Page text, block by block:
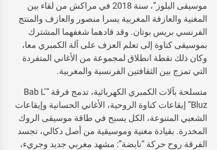
موسيقى البلوز”، سنة 2018 في مراكش من لقاء بين
المغنية والعازفة المغربية يسرا منصور والعازف والمنتج
الفرنسي بريس بوتان. وقد قادهما شغفهما المشترك
بموسيقى كناوة إلى تعلم العزف على آلة الكمبري معا،
وكان ذلك نقطة انطلاق لمجموعة من الأغاني المتفردة
التي تمزج بين الثقافتين الفرنسية والمغربية.
متسلحة بآلات الكمبري الكهربائية، تدمج فرقة “Bab L’
Bluz” إيقاعات كناوة الروحية، الأغاني الحسانية وإيقاعات
الشعبي المتنوعة، الكل يسبح في طاقة موسيقى الروك
المخدرة. بقيادة مغنية وموسيقية من أصل دكالي، تجسد
الفرقة روح حركة “نايضة”: مشهد مغربي جديد وجريء،